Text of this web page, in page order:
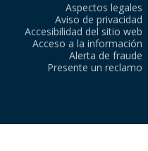
Aspectos legales
Aviso de privacidad
Accesibilidad del sitio web
Acceso a la información
Alerta de fraude
Presente un reclamo